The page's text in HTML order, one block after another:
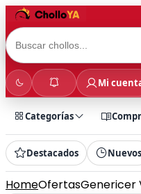
Mi
Categorías
Destacados Nuevos
HomeOfertasGenericer